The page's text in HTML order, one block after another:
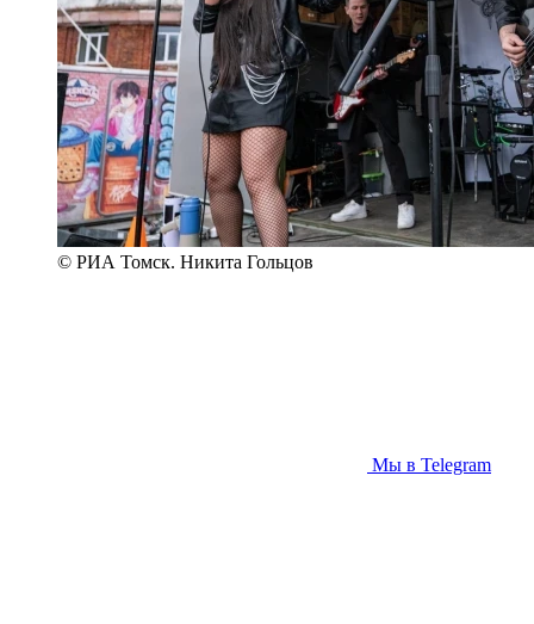
© РИА Томск. Никита Гольцов
Мы в Telegram